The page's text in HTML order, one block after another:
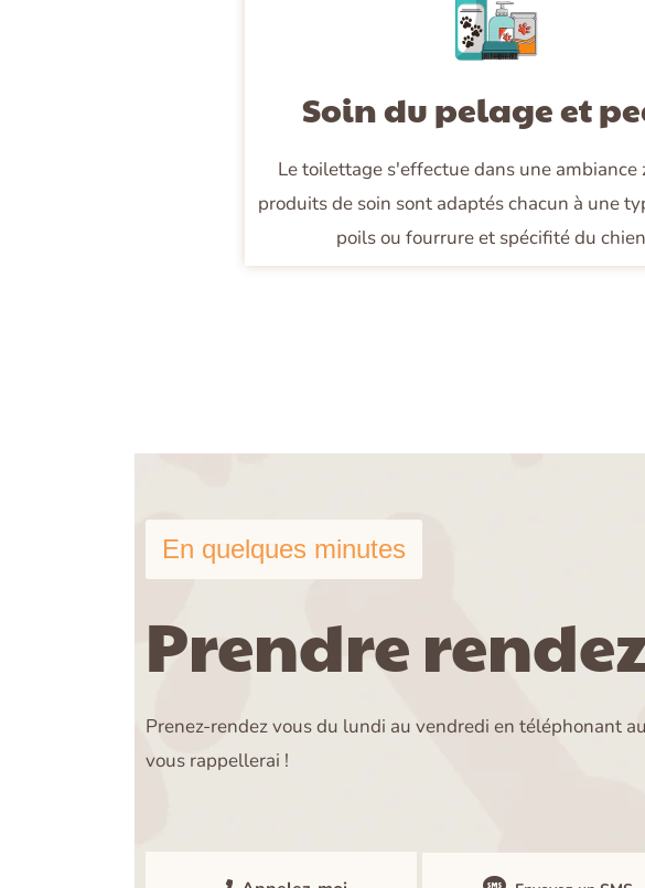
Soin du pelage et
Le toilettage s'effectue dans une ambiance
produits de soin sont adaptés chacun à une
poils ou fourrure et spécifité du
En quelques minutes
Prendre
Prenez-rendez vous du lundi au vendredi en téléphonant
vous rappellerai !